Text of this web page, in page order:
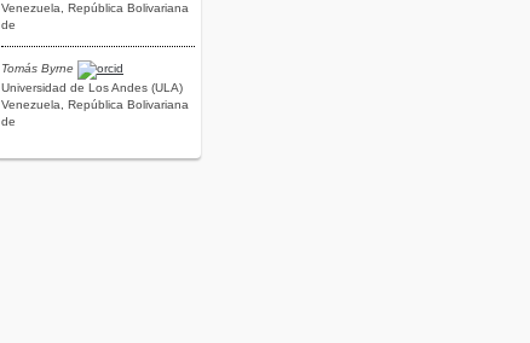
Venezuela, República Bolivariana
de
Tomás Byrne
Universidad de Los Andes (ULA)
Venezuela, República Bolivariana
de